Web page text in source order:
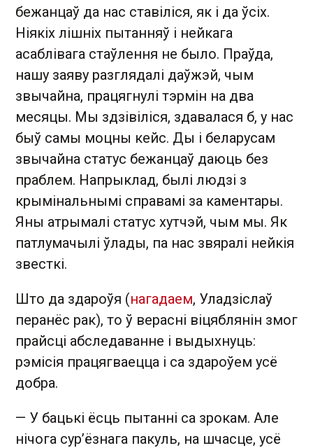
бежанцаў да нас ставіліся, як і да ўсіх.
Ніякіх лішніх пытанняў і нейкага
асаблівага стаўлення не было. Праўда,
нашу заяву разглядалі даўжэй, чым
звычайна, працягнулі тэрмін на два
месяцы. Мы здзівіліся, здавалася б, у нас
быў самы моцны кейс. Ды і беларусам
звычайна статус бежанцаў даюць без
праблем. Напрыклад, былі людзі з
крымінальнымі справамі за каментары.
Яны атрымалі статус хутчэй, чым мы. Як
патлумачылі ўлады, па нас звяралі нейкія
звесткі.
Што да здароўя (нагадаем, Уладзіслаў
перанёс рак), то ў верасні віцяблянін змог
прайсці абследаванне і выдыхнуць:
рэмісія працягваецца і са здароўем усё
добра.
— У бацькі ёсць пытанні са зрокам. Але
нічога сур’ёзнага пакуль, на шчасце, усё